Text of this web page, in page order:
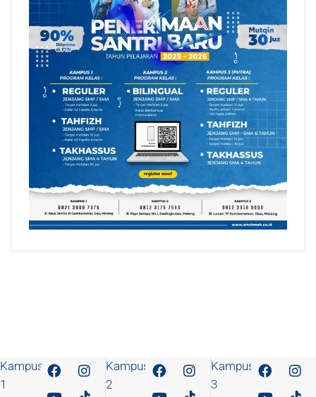
Kampus
1
Kampus
2
Kampus
3